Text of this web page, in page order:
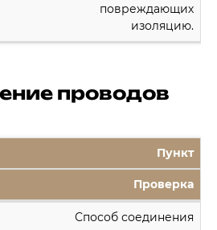
повреждающих
изоляцию.
проводов
Пункт
Проверка
Способ соединения